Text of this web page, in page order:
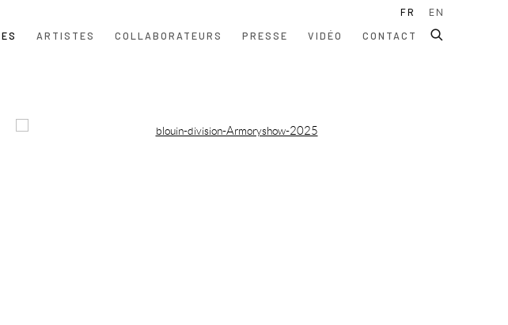
ARTISTES COLLABORATEURS PRESSE VIDÉO CONTACT
FR EN
Open a larger version of the following image in a popup: